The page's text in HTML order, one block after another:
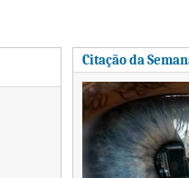
Citação da